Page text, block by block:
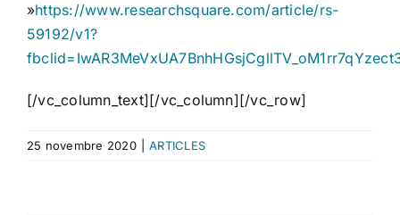
»https://www.researchsquare.com/article/rs-
59192/v1?
[/vc_column_text][/vc_column][/vc_row]
25 novembre 2020 ARTICLES